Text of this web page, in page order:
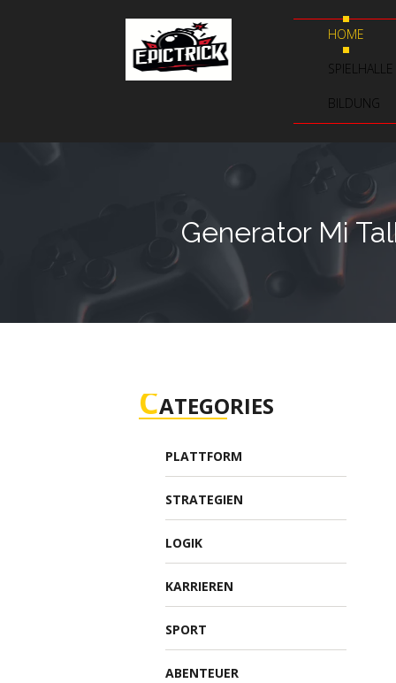
HOME
SPIELHALLE
BILDUNG
Generator Mi
CATEGORIES
PLATTFORM
STRATEGIEN
LOGIK
KARRIEREN
SPORT
ABENTEUER